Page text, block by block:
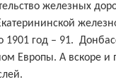
железных
1901 год – 91.
Европы. А